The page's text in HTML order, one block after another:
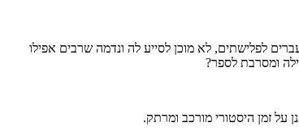
לפלישתים, לא מוכן לסייע לה ונדמה שרבים אפילו
ומסרבת לספר?
על זמן היסטורי מורכב ומרתק.